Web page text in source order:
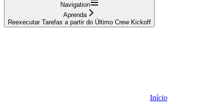
Navigation
Aprenda
Reexecutar Tarefas a partir do Último Crew Kickoff
Início